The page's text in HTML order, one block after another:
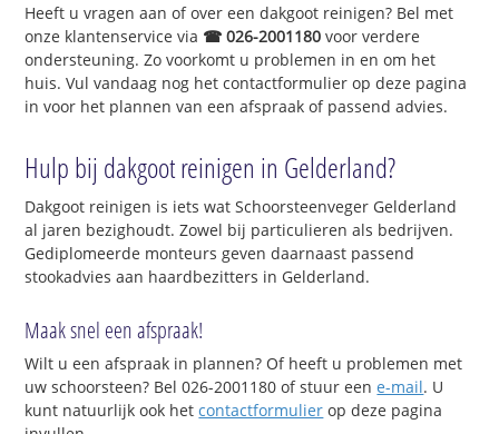
Heeft u vragen aan of over een dakgoot reinigen? Bel met
onze klantenservice via ☎ 026-2001180 voor verdere
ondersteuning. Zo voorkomt u problemen in en om het
huis. Vul vandaag nog het contactformulier op deze pagina
in voor het plannen van een afspraak of passend advies.
Hulp bij dakgoot reinigen in Gelderland?
Dakgoot reinigen is iets wat Schoorsteenveger Gelderland
al jaren bezighoudt. Zowel bij particulieren als bedrijven.
Gediplomeerde monteurs geven daarnaast passend
stookadvies aan haardbezitters in Gelderland.
Maak snel een afspraak!
Wilt u een afspraak in plannen? Of heeft u problemen met
uw schoorsteen? Bel 026-2001180 of stuur eene-mail. U
kunt natuurlijk ook hetcontactformulier op deze pagina